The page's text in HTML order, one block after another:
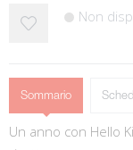
Non
Sommario
Un anno con Hello